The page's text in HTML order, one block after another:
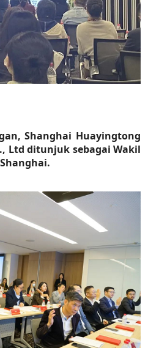
Shanghai Huayingtong
Ltd ditunjuk sebagai Wakil